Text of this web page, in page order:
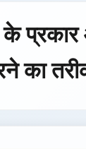
के
का